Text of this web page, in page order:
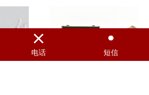

电话

短信